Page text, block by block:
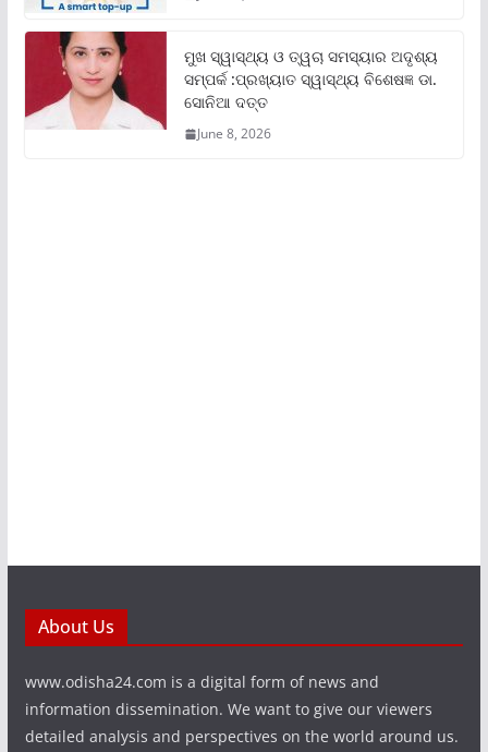
ମୁଖ ସ୍ୱାସ୍ଥ୍ୟ ଓ ତ୍ୱଚା ସମସ୍ୟାର ଅଦୃଶ୍ୟ
ସମ୍ପର୍କ :ପ୍ରଖ୍ୟାତ ସ୍ୱାସ୍ଥ୍ୟ ବିଶେଷଜ୍ଞ ଡା.
ସୋନିଆ ଦତ୍ତ
June 8, 2026
About Us
www.odisha24.com is a digital form of news and
information dissemination. We want to give our viewers
detailed analysis and perspectives on the world around us.